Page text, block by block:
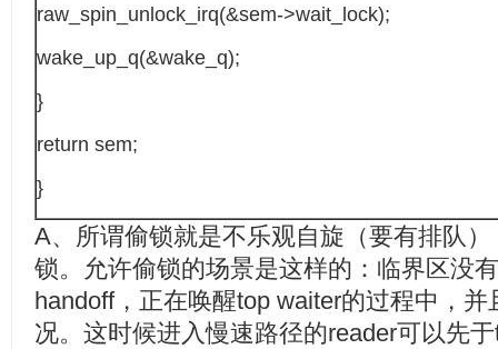
raw_spin_unlock_irq(&sem->wait_lock);
wake_up_q(&wake_q);
}
return sem;
}
A、所谓偷锁就是不乐观自旋（要有排队
锁。允许偷锁的场景是这样的：临界区没
handoff，正在唤醒top waiter的过程中，
况。这时候进入慢速路径的reader可以先